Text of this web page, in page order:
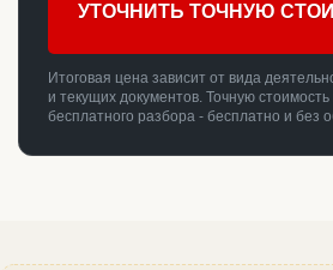
УТОЧНИТЬ ТОЧНУЮ
Итоговая цена зависит от вида
и текущих документов. Точную
бесплатного разбора - бесплатно и без